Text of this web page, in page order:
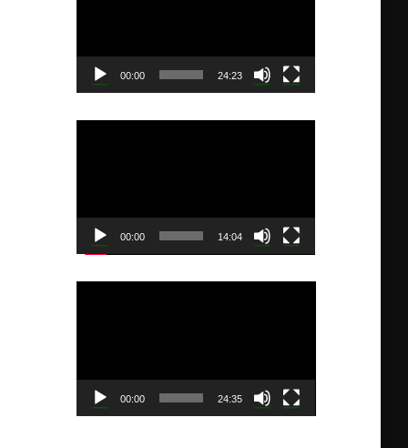
00:00 24:23
00:00 14:04
00:00 24:35